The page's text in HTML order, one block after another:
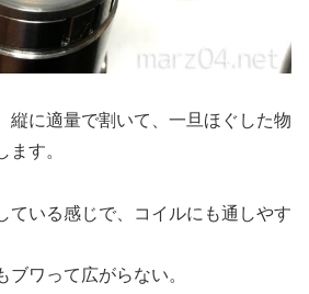
縦に適量で割いて、一旦ほぐした物
ます。
ている感じで、コイルにも通しやす
ブワって広がらない。